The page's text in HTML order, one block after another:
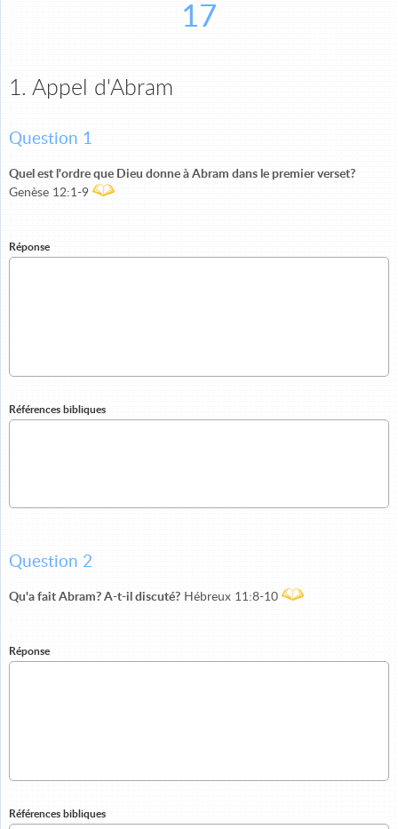
17
1. Appel d'Abram
Question 1
Quel est l'ordre que Dieu donne à Abram dans le premier verset?
Genèse 12:1-9
Réponse
Références bibliques
Question 2
Qu'a fait Abram? A-t-il discuté? Hébreux 11:8-10
Réponse
Références bibliques